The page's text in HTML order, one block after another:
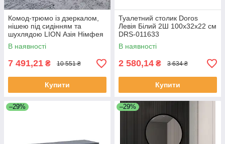
Комод-трюмо із дзеркалом,
нішею під сидінням та
шухлядою LION Азія Німфея
Альба (білий) (LION-041673)
ТОП
В наявності
7 491,21 ₴ 10 551 ₴
Купити
Туалетний столик Doros
Левія Білий 2Ш 100х32х22 см
DRS-011633
В наявності
2 580,14 ₴ 3 634 ₴
Купити
–29% –29%